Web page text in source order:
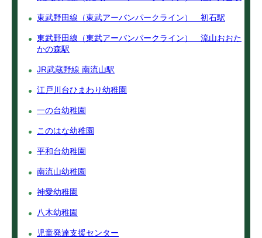
東武野田線（東武アーバンパークライン） 初石駅
東武野田線（東武アーバンパークライン） 流山おおた
かの森駅
JR武蔵野線 南流山駅
江戸川台ひまわり幼稚園
一の台幼稚園
このはな幼稚園
平和台幼稚園
南流山幼稚園
神愛幼稚園
八木幼稚園
児童発達支援センター